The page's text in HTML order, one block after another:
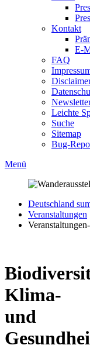
Kontakt
E-
FAQ
Leichte
Suche
Sitemap
Bug-
Menü
Deutschland
Veranstaltungen
Klima-
und